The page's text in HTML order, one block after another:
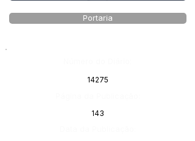
Portaria
14275
143